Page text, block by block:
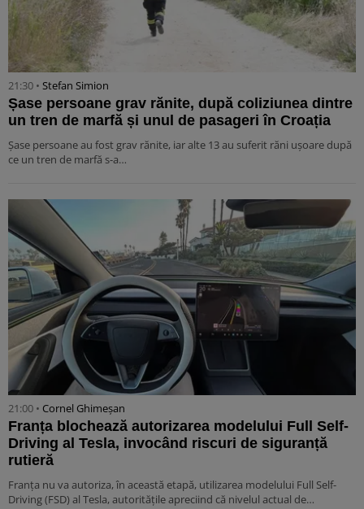
21:30 • Stefan Simion
Șase persoane grav rănite, după coliziunea dintre
un tren de marfă și unul de pasageri în Croația
Șase persoane au fost grav rănite, iar alte 13 au suferit răni ușoare după
ce un tren de marfă s-a…
21:00 • Cornel Ghimeșan
Franța blochează autorizarea modelului Full Self-
Driving al Tesla, invocând riscuri de siguranță
rutieră
Franța nu va autoriza, în această etapă, utilizarea modelului Full Self-
Driving (FSD) al Tesla, autoritățile apreciind că nivelul actual de…